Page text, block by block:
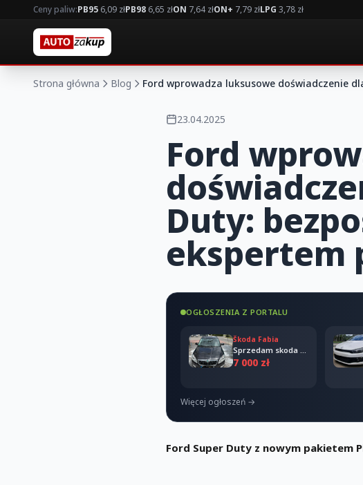
Ceny paliw:PB95 6,09 złPB98 6,65 złON 7,64 złON+ 7,79 złLPG 3,78 zł
Strona główna Blog Ford wprowadza luksusowe doświadczenie
23.04.2025
Ford
Duty:
ekspertem
OGŁOSZENIA Z PORTALU
Škoda Fabia
Sprzedam skoda Fabia combi 2011
7 000 zł
Więcej ogłoszeń →
Ford Super Duty z nowym pakietem